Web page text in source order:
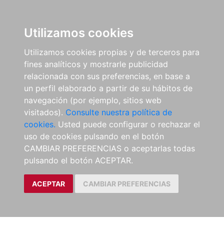
Utilizamos cookies
Utilizamos cookies propias y de terceros para
fines analíticos y mostrarle publicidad
relacionada con sus preferencias, en base a
un perfil elaborado a partir de su hábitos de
navegación (por ejemplo, sitios web
visitados). Consulte nuestra política de
cookies. Usted puede configurar o rechazar el
uso de cookies pulsando en el botón
CAMBIAR PREFERENCIAS o aceptarlas todas
pulsando el botón ACEPTAR.
ACEPTAR CAMBIAR PREFERENCIAS